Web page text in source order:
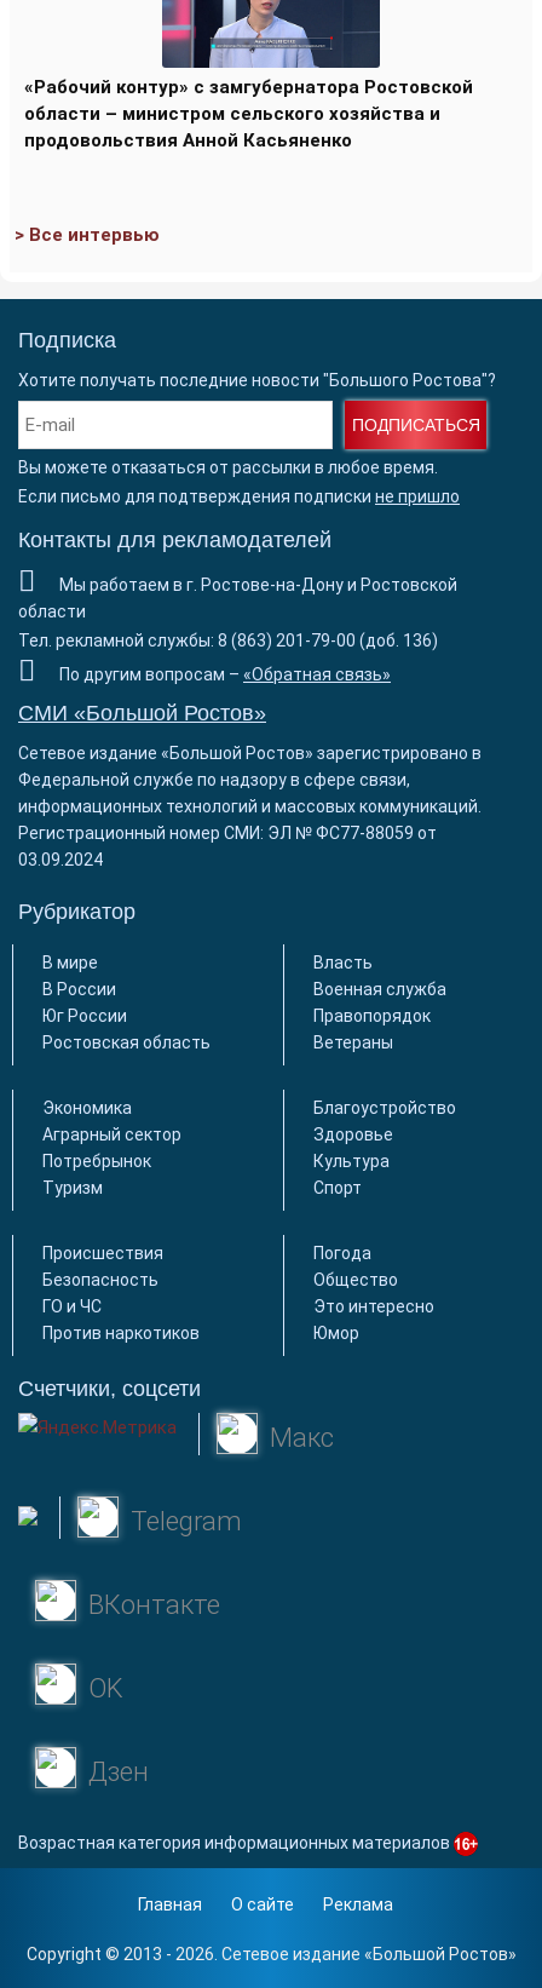
«Рабочий контур» с замгубернатора Ростовской
области – министром сельского хозяйства и
продовольствия Анной Касьяненко
> Все интервью
Подписка
Хотите получать последние новости "Большого Ростова"?
ПОДПИСАТЬСЯ
Вы можете отказаться от рассылки в любое время.
Если письмо для подтверждения подписки не пришло
Контакты для рекламодателей
Мы работаем в г. Ростове-на-Дону и Ростовской
области
Тел. рекламной службы: 8 (863) 201-79-00 (доб. 136)
По другим вопросам – «Обратная связь»
СМИ «Большой Ростов»
Сетевое издание «Большой Ростов» зарегистрировано в
Федеральной службе по надзору в сфере связи,
информационных технологий и массовых коммуникаций.
Регистрационный номер СМИ: ЭЛ № ФС77-88059 от
03.09.2024
Рубрикатор
В мире
В России
Юг России
Ростовская область
Власть
Военная служба
Правопорядок
Ветераны
Экономика
Аграрный сектор
Потребрынок
Туризм
Благоустройство
Здоровье
Культура
Спорт
Происшествия
Безопасность
ГО и ЧС
Против наркотиков
Погода
Общество
Это интересно
Юмор
Счетчики, соцсети
Макс
Telegram
ВКонтакте
OK
Дзен
Возрастная категория информационных материалов
Главная О сайте Реклама
Copyright © 2013 - 2026. Сетевое издание «Большой Ростов»